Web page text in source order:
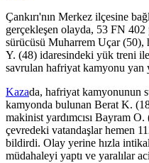
Çankırı'nın Merkez ilçesine
gerçekleşen olayda, 53 FN
sürücüsü Muharrem Uçar (50),
Y. (48) idaresindeki yük treni ile
savrulan hafriyat kamyonu yan
Kazada, hafriyat kamyonunun
kamyonda bulunan Berat K.
makinist yardımcısı Bayram O.
çevredeki vatandaşlar hemen
bildirdi. Olay yerine hızla
müdahaleyi yaptı ve yaralılar